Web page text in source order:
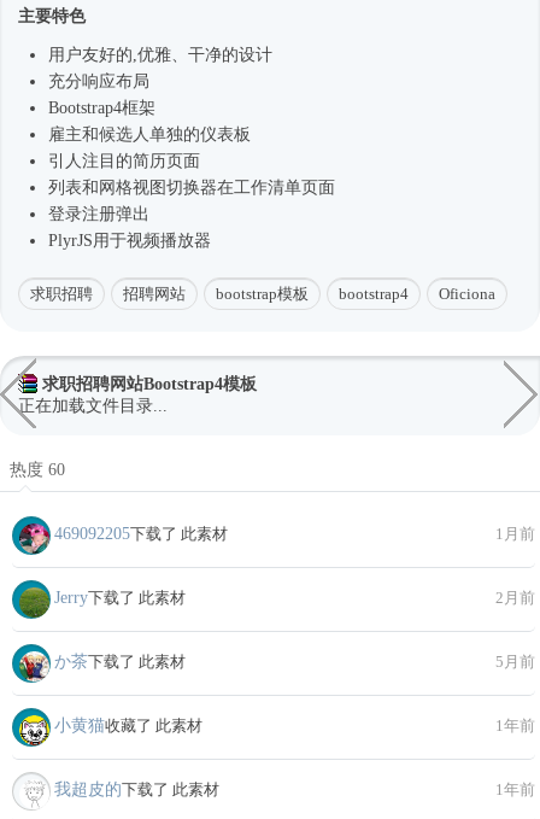
主要特色
用户友好的,优雅、干净的设计
充分响应布局
Bootstrap4框架
雇主和候选人单独的仪表板
引人注目的简历页面
列表和网格视图切换器在工作清单页面
登录注册弹出
PlyrJS用于视频播放器
求职招聘 招聘网站 bootstrap模板 bootstrap4 Oficiona
求职招聘网站Bootstrap4模板
正在加载文件目录...
热度 60
469092205下载了 此素材 1月前
Jerry下载了 此素材 2月前
か茶下载了 此素材 5月前
小黄猫收藏了 此素材 1年前
我超皮的下载了 此素材 1年前